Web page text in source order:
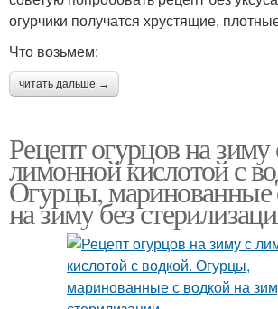
огурчики получатся хрустящие,
Что возьмем:
читать дальше →
Рецепт огурцов на зиму
лимонной кислотой с
Огурцы, маринованные
на зиму без